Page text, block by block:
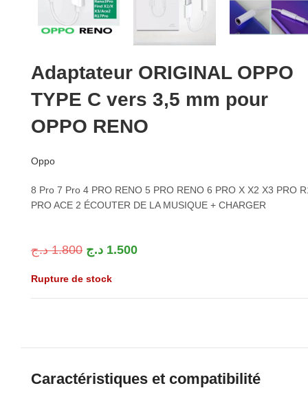
Adaptateur ORIGINAL OPPO
TYPE C vers 3,5 mm pour
OPPO RENO
Oppo
8 Pro 7 Pro 4 PRO RENO 5 PRO RENO 6 PRO X X2 X3 PRO
PRO ACE 2 ÉCOUTER DE LA MUSIQUE + CHARGER
1.800 د.ج 1.500 د.ج
Rupture de stock
Caractéristiques et compatibilité